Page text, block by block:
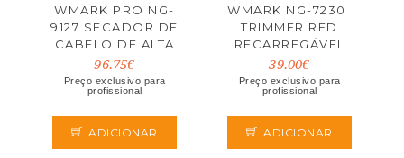
WMARK PRO NG-
9127 SECADOR DE
CABELO DE ALTA
VELOCIDADE
96.75€
Preço exclusivo para
profissional
ADICIONAR
WMARK NG-7230 
TRIMMER RED
RECARREGÁVEL
39.00€
Preço exclusivo para
profissional
ADICIONAR